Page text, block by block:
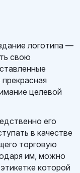
логотипа —
свою
целевой
его
в качестве
торговую
им, можно
которой